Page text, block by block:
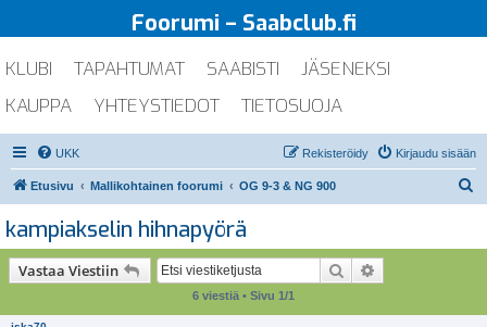
Foorumi – Saabclub.fi
KLUBI TAPAHTUMAT SAABISTI
JÄSENEKSI
KAUPPA
YHTEYSTIEDOT TIETOSUOJA
UKK Kirjaudu sisään
Rekisteröidy
Etusivu Mallikohtainen foorumi OG 9-3 & NG 900
kampiakselin hihnapyörä
Vastaa Viestiin Etsi
6 viestiä • Sivu 1/1